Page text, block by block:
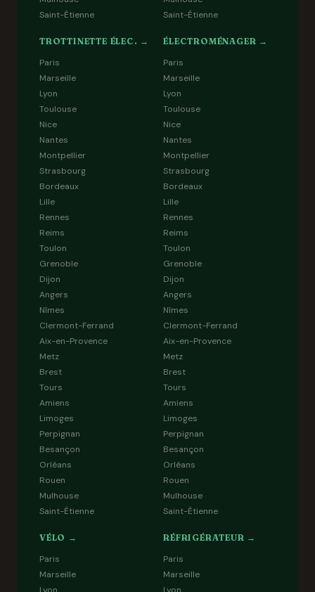
Saint-Étienne
Saint-Étienne
TROTTINETTE ÉLEC. →
Paris
Marseille
Lyon
Toulouse
Nice
Nantes
Montpellier
Strasbourg
Bordeaux
Lille
Rennes
Reims
Toulon
Grenoble
Dijon
Angers
Nîmes
Clermont-Ferrand
Aix-en-Provence
Metz
Brest
Tours
Amiens
Limoges
Perpignan
Besançon
Orléans
Rouen
Mulhouse
Saint-Étienne
ÉLECTROMÉNAGER →
Paris
Marseille
Lyon
Toulouse
Nice
Nantes
Montpellier
Strasbourg
Bordeaux
Lille
Rennes
Reims
Toulon
Grenoble
Dijon
Angers
Nîmes
Clermont-Ferrand
Aix-en-Provence
Metz
Brest
Tours
Amiens
Limoges
Perpignan
Besançon
Orléans
Rouen
Mulhouse
Saint-Étienne
VÉLO →
Paris
Marseille
RÉFRIGÉRATEUR →
Paris
Marseille